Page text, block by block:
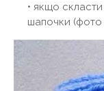
• якщо
шапочки (фото